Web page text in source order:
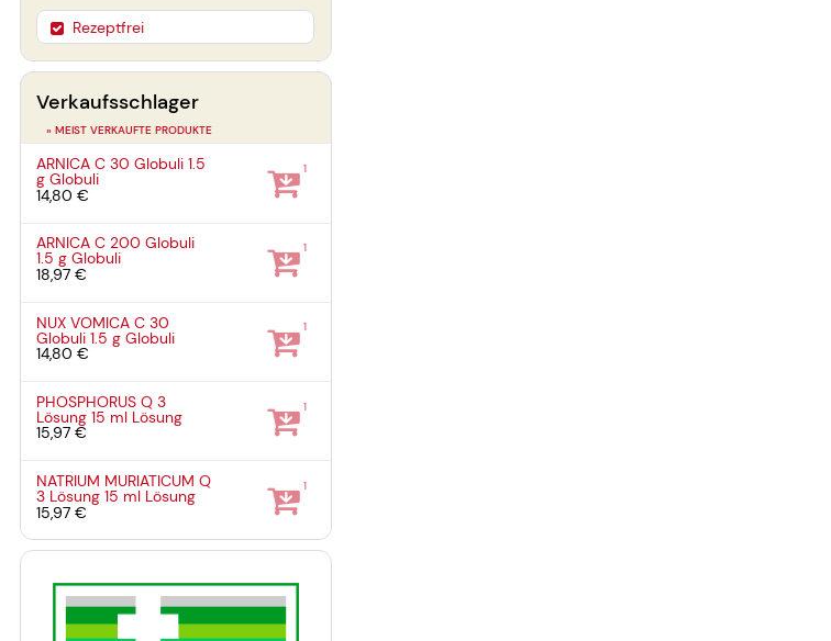
Rezeptfrei
Verkaufsschlager
» MEIST VERKAUFTE PRODUKTE
ARNICA C 30 Globuli1.5
gGlobuli
14,80 €
1
ARNICA C 200 Globuli
1.5 gGlobuli
18,97 €
1
NUX VOMICA C 30
Globuli1.5 gGlobuli
14,80 €
1
PHOSPHORUS Q 3
Lösung15 ml Lösung
15,97 €
1
NATRIUM MURIATICUM Q
3 Lösung15 ml Lösung
15,97 €
1